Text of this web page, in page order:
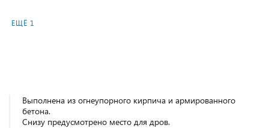
ЕЩЁ 1
Выполнена из огнеупорного кирпича и армированного
бетона.
Снизу предусмотрено место для дров.